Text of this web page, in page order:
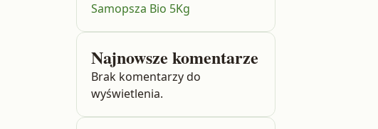
Samopsza Bio 5Kg
Najnowsze komentarze
Brak komentarzy do
wyświetlenia.